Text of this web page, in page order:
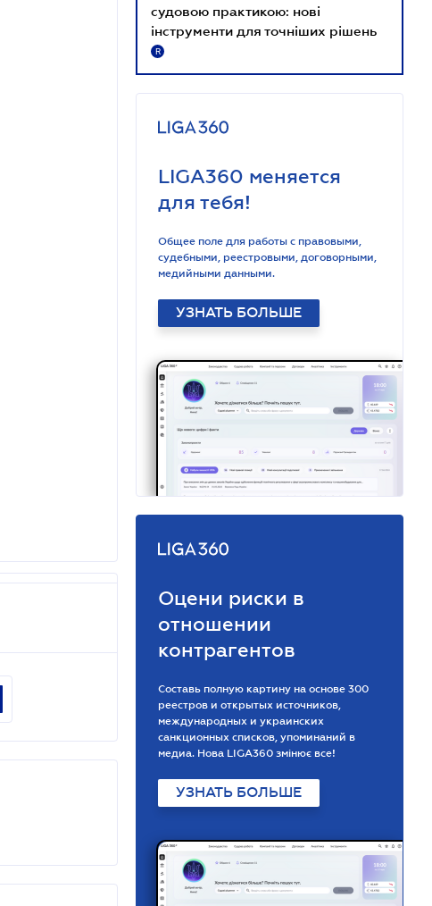
судовою практикою: нові
інструменти для точніших рішень
R
LIGA360 меняется
для тебя!
Общее поле для работы с правовыми,
судебными, реестровыми, договорными,
медийными данными.
УЗНАТЬ БОЛЬШЕ
Оцени риски в
отношении
контрагентов
Составь полную картину на основе 300
реестров и открытых источников,
международных и украинских
санкционных списков, упоминаний в
медиа. Нова LIGA360 змінює все!
УЗНАТЬ БОЛЬШЕ